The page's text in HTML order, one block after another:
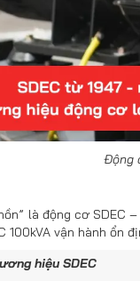
Động
là động cơ SDEC
100kVA vận hành ổn
hiệu SDEC